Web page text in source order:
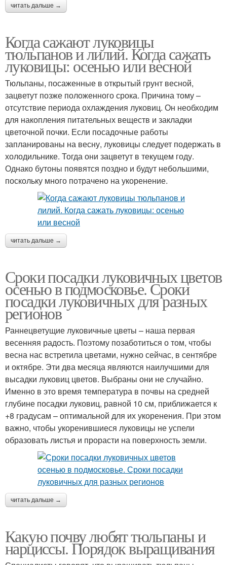
читать дальше →
Когда сажают луковицы
тюльпанов и лилий. Когда сажать
луковицы: осенью или весной
Тюльпаны, посаженные в открытый грунт весной,
зацветут позже положенного срока. Причина тому –
отсутствие периода охлаждения луковиц. Он необходим
для накопления питательных веществ и закладки
цветочной почки. Если посадочные работы
запланированы на весну, луковицы следует подержать в
холодильнике. Тогда они зацветут в текущем году.
Однако бутоны появятся поздно и будут небольшими,
поскольку много потрачено на укоренение.
читать дальше →
Сроки посадки луковичных цветов
осенью в подмосковье. Сроки
посадки луковичных для разных
регионов
Раннецветущие луковичные цветы – наша первая
весенняя радость. Поэтому позаботиться о том, чтобы
весна нас встретила цветами, нужно сейчас, в сентябре
и октябре. Эти два месяца являются наилучшими для
высадки луковиц цветов. Выбраны они не случайно.
Именно в это время температура в почвы на средней
глубине посадки луковиц, равной 10 см, приближается к
+8 градусам – оптимальной для их укоренения. При этом
важно, чтобы укоренившиеся луковицы не успели
образовать листья и прорасти на поверхность земли.
читать дальше →
Какую почву любят тюльпаны и
нарциссы. Порядок выращивания